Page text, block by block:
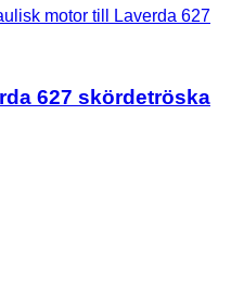
motor till Laverda 627
627 skördetröska